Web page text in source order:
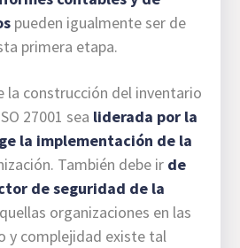
pueden igualmente ser de
primera etapa.
la construcción del inventario
27001 sea liderada por la
la implementación de la
También debe ir de
de seguridad de la
organizaciones en las
y complejidad existe tal